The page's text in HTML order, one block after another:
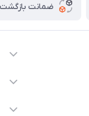
ضمانت بازگشت